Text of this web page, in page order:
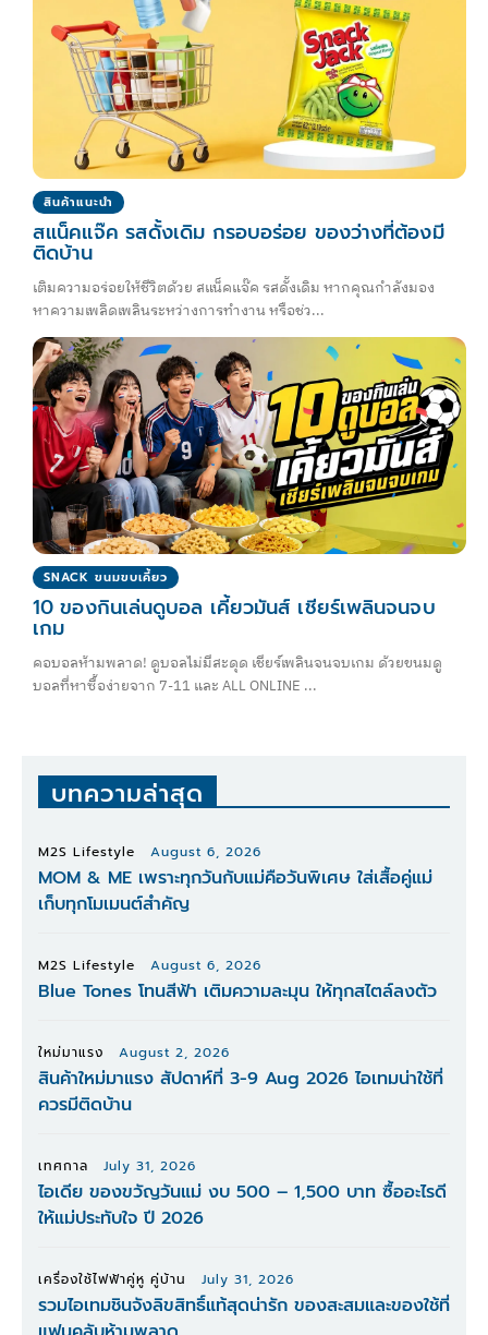
สินค้าแนะนำ
สแน็คแจ๊ค รสดั้งเดิม กรอบอร่อย ของว่างที่ต้องมี
ติดบ้าน
เติมความอร่อยให้ชีวิตด้วย สแน็คแจ๊ค รสดั้งเดิม หากคุณกำลังมอง
หาความเพลิดเพลินระหว่างการทำงาน หรือช่ว...
SNACK ขนมขบเคี้ยว
10 ของกินเล่นดูบอล เคี้ยวมันส์ เชียร์เพลินจนจบ
เกม
คอบอลห้ามพลาด! ดูบอลไม่มีสะดุด เชียร์เพลินจนจบเกม ด้วยขนมดู
บอลที่หาซื้อง่ายจาก 7-11 และ ALL ONLINE ...
บทความล่าสุด
M2S Lifestyle August 6, 2026
MOM & ME เพราะทุกวันกับแม่คือวันพิเศษ ใส่เสื้อคู่แม่
เก็บทุกโมเมนต์สำคัญ
M2S Lifestyle August 6, 2026
Blue Tones โทนสีฟ้า เติมความละมุน ให้ทุกสไตล์ลงตัว
ใหม่มาแรง August 2, 2026
สินค้าใหม่มาแรง สัปดาห์ที่ 3-9 Aug 2026 ไอเทมน่าใช้ที่
ควรมีติดบ้าน
เทศกาล July 31, 2026
ไอเดีย ของขวัญวันแม่ งบ 500 – 1,500 บาท ซื้ออะไรดี
ให้แม่ประทับใจ ปี 2026
เครื่องใช้ไฟฟ้าคู่หู คู่บ้าน July 31, 2026
รวมไอเทมชินจังลิขสิทธิ์แท้สุดน่ารัก ของสะสมและของใช้ที่